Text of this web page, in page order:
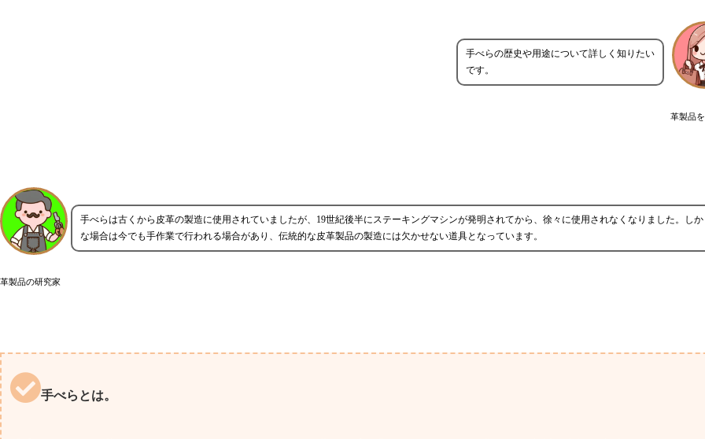
革製品
手べらの歴史や用途について詳しく知りたい
です。
革製品の研究家
手べらは古くから皮革の製造に使用されていましたが、19世紀後半にステーキングマシンが発明されてから、徐々に使用されなくなりました。し
な場合は今でも手作業で行われる場合があり、伝統的な皮革製品の製造には欠かせない道具となっています。
手べらとは。